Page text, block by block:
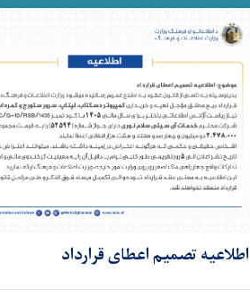
اطلاعیه تصمیم اعطای قرارداد